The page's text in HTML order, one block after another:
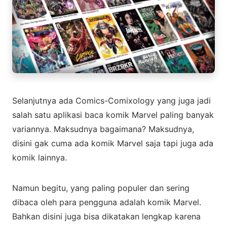
Selanjutnya ada Comics-Comixology yang juga jadi
salah satu aplikasi baca komik Marvel paling banyak
variannya. Maksudnya bagaimana? Maksudnya,
disini gak cuma ada komik Marvel saja tapi juga ada
komik lainnya.
Namun begitu, yang paling populer dan sering
dibaca oleh para pengguna adalah komik Marvel.
Bahkan disini juga bisa dikatakan lengkap karena